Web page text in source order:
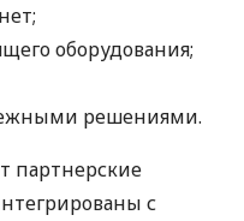
оборудования;
решениями.
партнерские
с